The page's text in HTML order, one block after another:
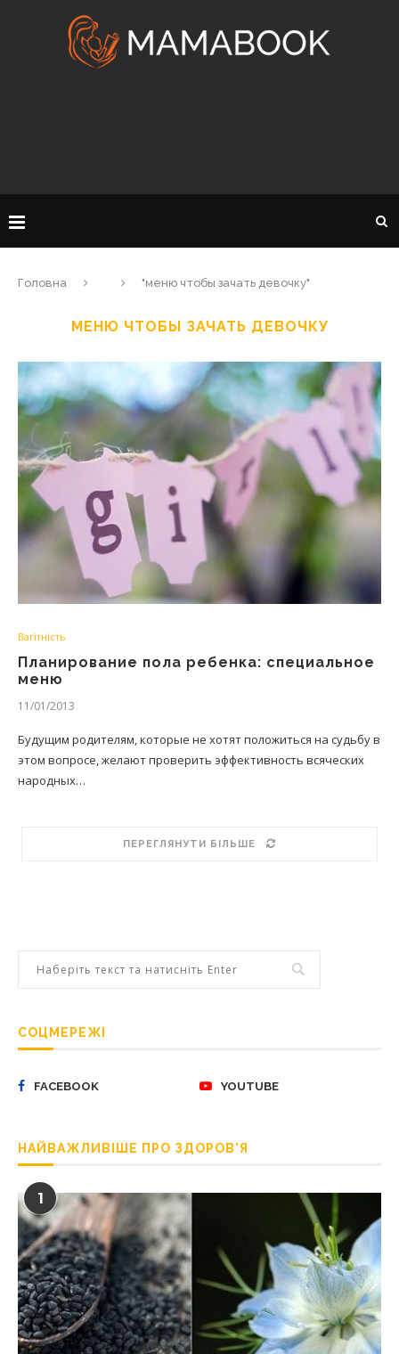
Головна "меню чтобы зачать девочку"
МЕНЮ ЧТОБЫ ЗАЧАТЬ ДЕВОЧКУ
Вагітність
Планирование пола ребенка: специальное
меню
11/01/2013
Будущим родителям, которые не хотят положиться на судьбу в
этом вопросе, желают проверить эффективность всяческих
народных…
ПЕРЕГЛЯНУТИ БІЛЬШЕ
СОЦМЕРЕЖІ
FACEBOOK YOUTUBE
НАЙВАЖЛИВІШЕ ПРО ЗДОРОВ’Я
1